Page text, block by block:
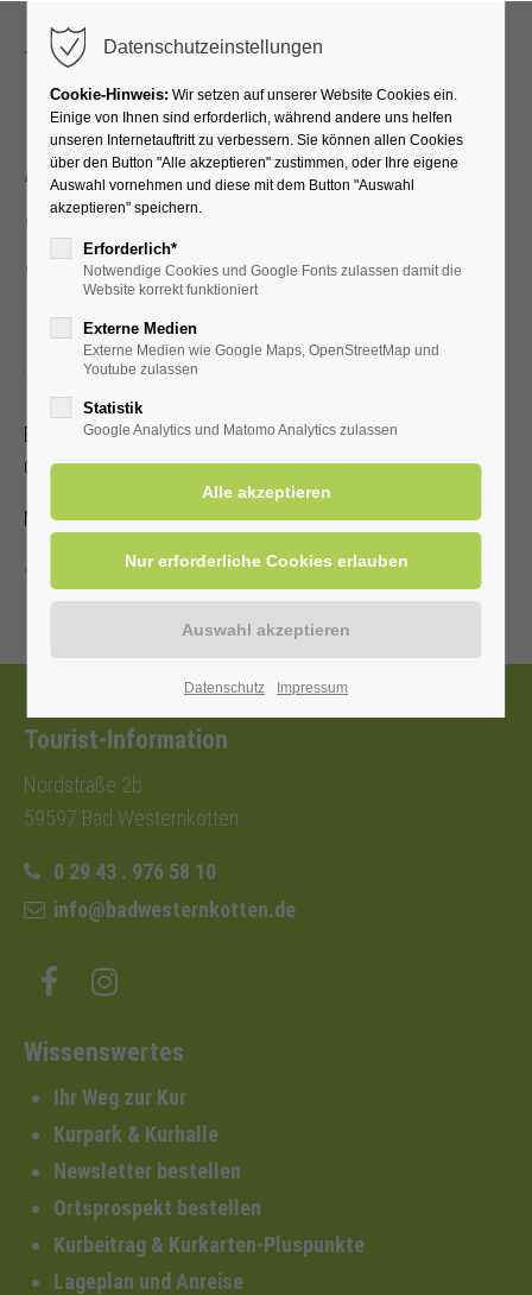
Akupressur –
Selbstbehandlung bei
Schmerzen
10.03.2026, 16:00
ORT: KURHALLE
Erlernen Sie die Selbstakupressur zur Linderung von Kopf-,
Gelenk- und Muskelschmerzen.
Mit gültiger Kur-/Einwohnerkarte 2,00 €, ohne 5,00 €.
Tourist-Information
Nordstraße 2b
59597 Bad Westernkotten
0 29 43 . 976 58 10
info@badwesternkotten.de
Wissenswertes
Ihr Weg zur Kur
Kurpark & Kurhalle
Newsletter bestellen
Ortsprospekt bestellen
Kurbeitrag & Kurkarten-Pluspunkte
Lageplan und Anreise
Datenschutzeinstellungen
Cookie-Hinweis: Wir setzen auf unserer Website Cookies ein.
Einige von Ihnen sind erforderlich, während andere uns helfen
unseren Internetauftritt zu verbessern. Sie können allen Cookies
über den Button "Alle akzeptieren" zustimmen, oder Ihre eigene
Auswahl vornehmen und diese mit dem Button "Auswahl
akzeptieren" speichern.
Erforderlich*
Notwendige Cookies und Google Fonts zulassen damit die
Website korrekt funktioniert
Externe Medien
Externe Medien wie Google Maps, OpenStreetMap und
Youtube zulassen
Statistik
Google Analytics und Matomo Analytics zulassen
Datenschutz Impressum